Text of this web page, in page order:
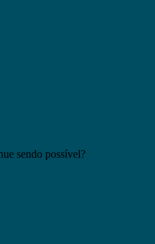
sendo possível?